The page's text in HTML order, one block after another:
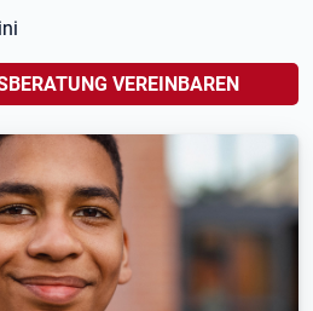
VEREINBAREN